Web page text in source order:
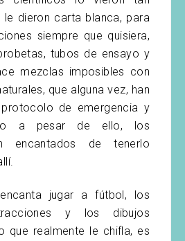
le dieron carta blanca, para
siempre que quisiera,
tubos de ensayo y
mezclas imposibles con
que alguna vez, han
de emergencia y
a pesar de ello, los
encantados de tenerlo
jugar a fútbol, los
y los dibujos
que realmente le chifla, es